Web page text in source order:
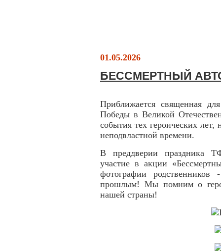
01.05.2026
БЕССМЕРТНЫЙ
Приближается священная
Победы в Великой
события тех героических лет,
неподвластной времени.
В преддверии праздника
участие в акции
фотографии
прошлым! Мы помним о
нашей страны!